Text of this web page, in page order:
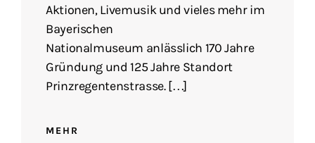
Aktionen, Livemusik und vieles mehr im
Bayerischen
Nationalmuseum anlässlich 170 Jahre
Gründung und 125 Jahre Standort
Prinzregentenstrasse. […]
MEHR